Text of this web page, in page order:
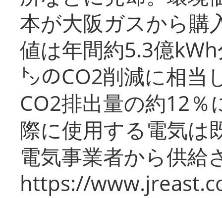
本が大阪ガスから購
値は年間約5.3億
㌧のCO2削減に相当
CO2排出量の約12％
際に使用する電気は
電気事業者から供給
https://